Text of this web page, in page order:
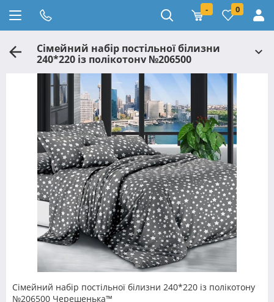
- 0
Сімейний набір постільної білизни
240*220 із полікотону №206500
Черешенька™
Сімейний набір постільної білизни 240*220 із полікотону
№206500 Черешенька™